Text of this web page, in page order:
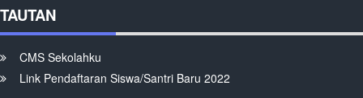
TAUTAN
CMS Sekolahku
Link Pendaftaran Siswa/Santri Baru 2022